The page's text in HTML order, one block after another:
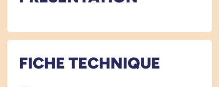
FICHE TECHNIQUE